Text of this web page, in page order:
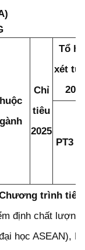
Chỉ
tiêu
2025
Tổ
xét
PT3
trình
định chất
học ASEAN),